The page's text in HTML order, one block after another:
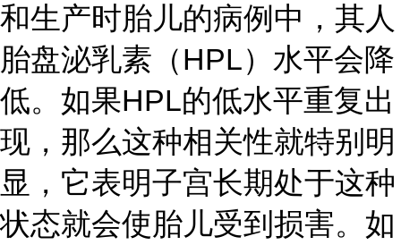
和生产时胎儿的病例中，其人
胎盘泌乳素（HPL）水平会降
低。如果HPL的低水平重复出
现，那么这种相关性就特别明
显，它表明子宫长期处于这种
状态就会使胎儿受到损害。如